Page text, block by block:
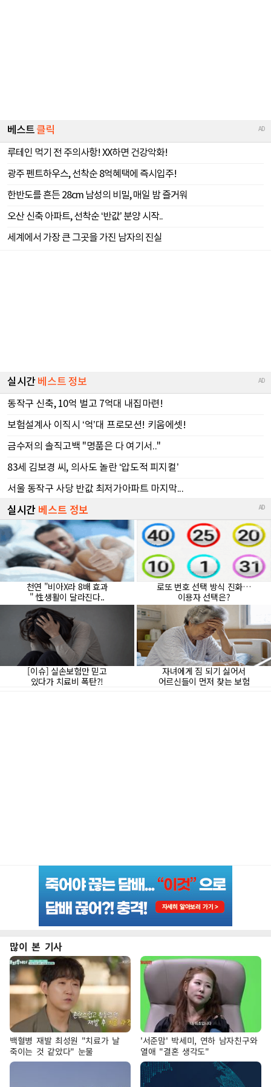
많이 본 기사
백혈병 재발 최성원 "치료가 날
죽이는 것 같았다" 눈물
'서준맘' 박세미, 연하 남자친구와
열애 "결혼 생각도"